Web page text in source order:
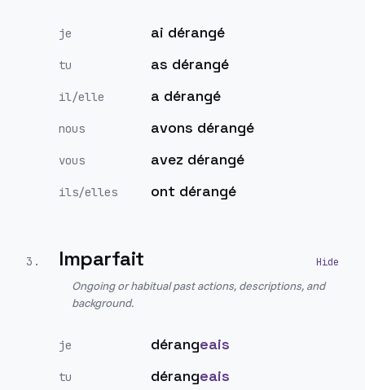
je ai dérangé
tu as dérangé
il/elle a dérangé
nous avons dérangé
vous avez dérangé
ils/elles ont dérangé
3 . Imparfait
Ongoing or habitual past actions, descriptions, and
background.
je dérangeais
tu dérangeais